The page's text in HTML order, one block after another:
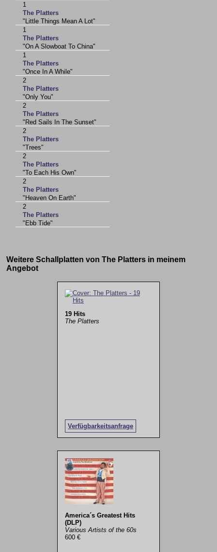
1
The Platters
"Little Things Mean A Lot"
1
The Platters
"On A Slowboat To China"
1
The Platters
"Once In A While"
2
The Platters
"Only You"
2
The Platters
"Red Sails In The Sunset"
2
The Platters
"Trees"
2
The Platters
"To Each His Own"
2
The Platters
"Heaven On Earth"
2
The Platters
"Ebb Tide"
Weitere Schallplatten von The Platters in meinem
Angebot
19 Hits
The Platters
Verfügbarkeitsanfrage
America´s Greatest Hits
(DLP)
Various Artists of the 60s
600 €